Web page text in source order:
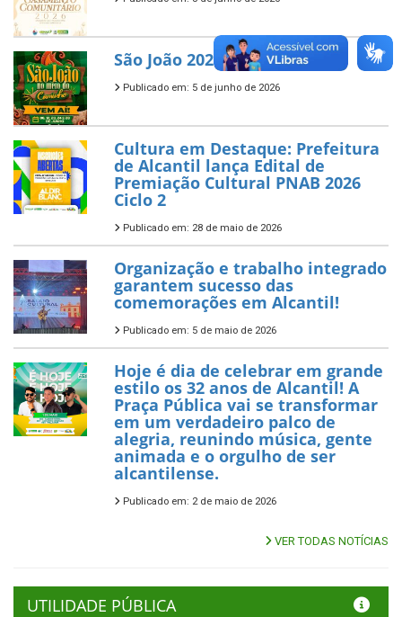
São João 2026
Publicado em: 5 de junho de 2026
Cultura em Destaque: Prefeitura
de Alcantil lança Edital de
Premiação Cultural PNAB 2026
Ciclo 2
Publicado em: 28 de maio de 2026
Organização e trabalho integrado
garantem sucesso das
comemorações em Alcantil!
Publicado em: 5 de maio de 2026
Hoje é dia de celebrar em grande
estilo os 32 anos de Alcantil! A
Praça Pública vai se transformar
em um verdadeiro palco de
alegria, reunindo música, gente
animada e o orgulho de ser
alcantilense.
Publicado em: 2 de maio de 2026
VER TODAS NOTÍCIAS
UTILIDADE PÚBLICA